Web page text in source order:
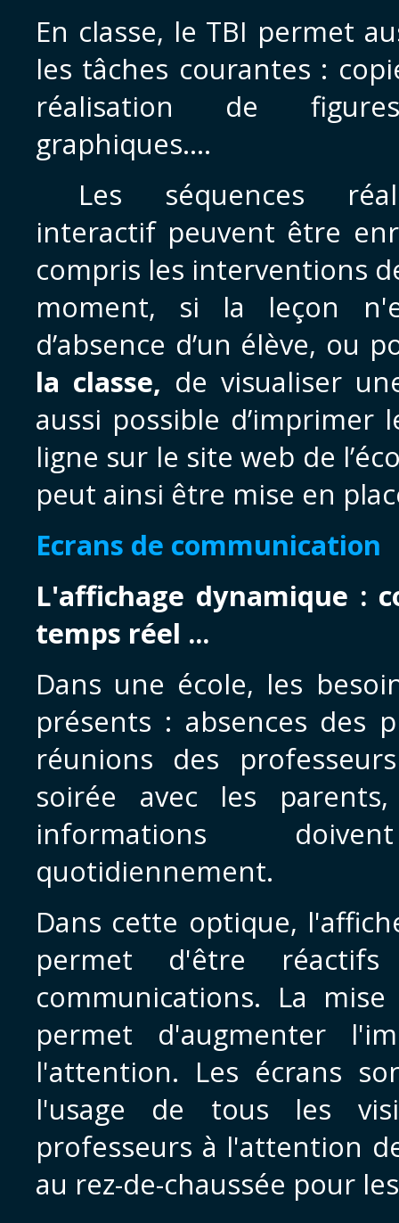
En classe, le TBI permet
les tâches courantes :
réalisation de
graphiques….
Les séquences
interactif peuvent être
compris les interventions
moment, si la leçon
d’absence d’un élève, ou
la classe, de visualiser
aussi possible
ligne sur le site web de
peut ainsi être mise en
Ecrans de communication
L'affichage dynamique :
temps réel ...
Dans une école, les
présents : absences des
réunions des
soirée avec les
informations
quotidiennement.
Dans cette optique,
permet d'être
communications. La
permet d'augmenter
l'attention. Les écrans
l'usage de tous les
professeurs à l'attention
au rez-de-chaussée pour